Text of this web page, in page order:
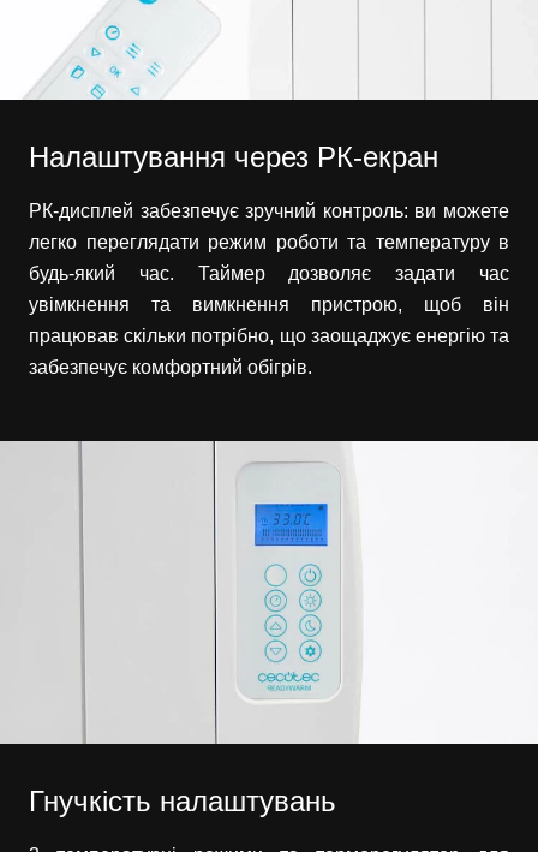
Налаштування через РК-екран
РК-дисплей забезпечує зручний контроль: ви можете
легко переглядати режим роботи та температуру в
будь-який час. Таймер дозволяє задати час
увімкнення та вимкнення пристрою, щоб він
працював скільки потрібно, що заощаджує енергію та
забезпечує комфортний обігрів.
Гнучкість налаштувань